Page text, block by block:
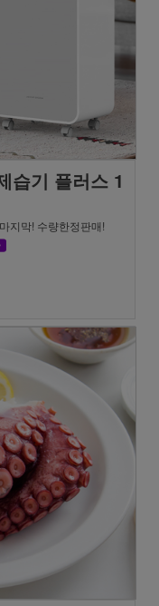
습기 플러스 1
지막! 수량한정판매!